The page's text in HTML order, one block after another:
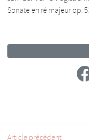
Sonate en ré majeur op.